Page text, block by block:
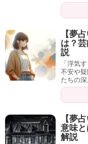
【夢
は？
説
「浮気
不安や
たちの
【夢
意味
解説